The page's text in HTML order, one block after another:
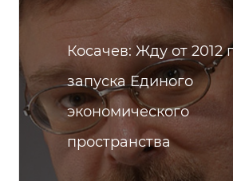
Косачев: Жду от 2012
запуска Единого
экономического
пространства